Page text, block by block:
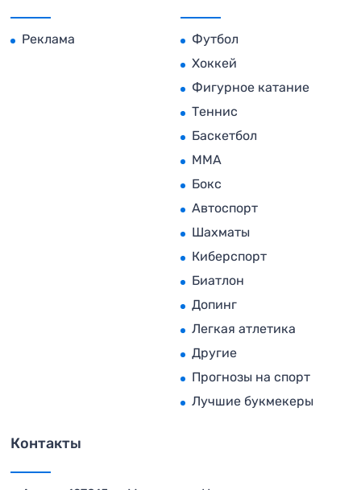
Реклама
Футбол
Хоккей
Фигурное катание
Теннис
Баскетбол
MMA
Бокс
Автоспорт
Шахматы
Киберспорт
Биатлон
Допинг
Легкая атлетика
Другие
Прогнозы на спорт
Лучшие букмекеры
Контакты